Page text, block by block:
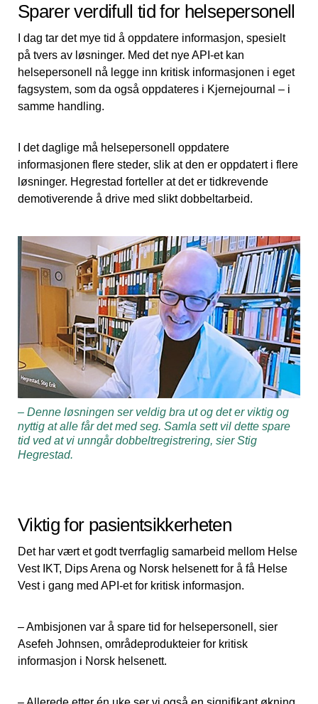
Sparer verdifull tid for helsepersonell
I dag tar det mye tid å oppdatere informasjon, spesielt
på tvers av løsninger. Med det nye API-et kan
helsepersonell nå legge inn kritisk informasjonen i eget
fagsystem, som da også oppdateres i Kjernejournal – i
samme handling.
I det daglige må helsepersonell oppdatere
informasjonen flere steder, slik at den er oppdatert i flere
løsninger. Hegrestad forteller at det er tidkrevende
demotiverende å drive med slikt dobbeltarbeid.
– Denne løsningen ser veldig bra ut og det er viktig og
nyttig at alle får det med seg. Samla sett vil dette spare
tid ved at vi unngår dobbeltregistrering, sier Stig
Hegrestad.
Viktig for pasientsikkerheten
Det har vært et godt tverrfaglig samarbeid mellom Helse
Vest IKT, Dips Arena og Norsk helsenett for å få Helse
Vest i gang med API-et for kritisk informasjon.
– Ambisjonen var å spare tid for helsepersonell, sier
Asefeh Johnsen, områdeprodukteier for kritisk
informasjon i Norsk helsenett.